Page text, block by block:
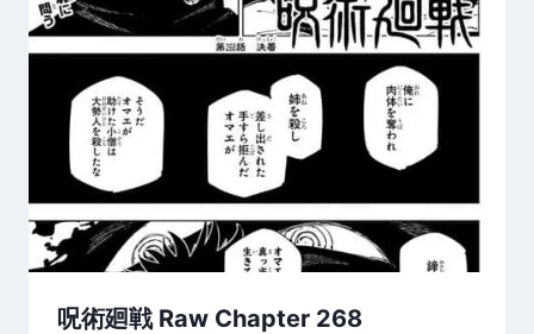
呪術廻戦 Raw Chapter 268